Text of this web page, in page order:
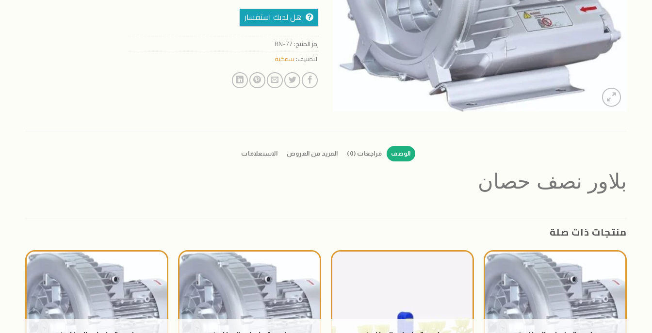
هل لديك استفسار
رمز المنتج: RN-77
التصنيف: سمكية
الوصف مراجعات (0) المزيد من العروض الاستعلامات
بلاور نصف حصان
منتجات ذات صلة
اضافة
الى
المنتجات
المفضلة
اضافة
الى
المنتجات
المفضلة
اضافة
الى
المنتجات
المفضلة